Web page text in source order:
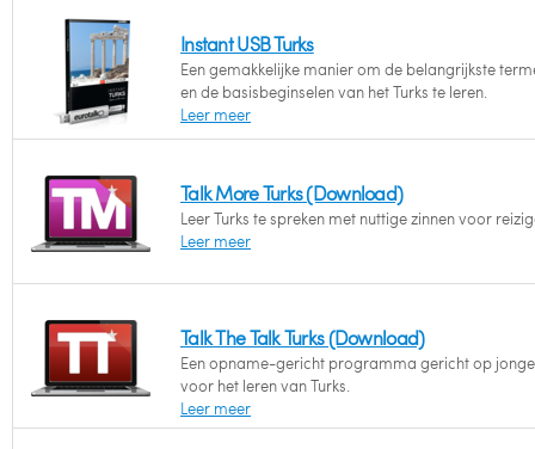
Instant USB Turks
Een gemakkelijke manier om de belangrijkste
en de basisbeginselen van het Turks te leren.
Leer meer
Talk More Turks (Download)
Leer Turks te spreken met nuttige zinnen voor
Leer meer
Talk The Talk Turks (Download)
Een opname-gericht programma gericht op
voor het leren van Turks.
Leer meer